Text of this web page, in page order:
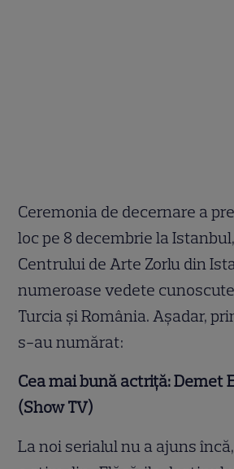
Ceremonia de decernare a
loc pe 8 decembrie la
Centrului de Arte Zorlu din
numeroase vedete
Turcia și România. Așadar,
s-au numărat:
Cea mai bună actriță: Demet
(Show TV)
La noi serialul nu a ajuns